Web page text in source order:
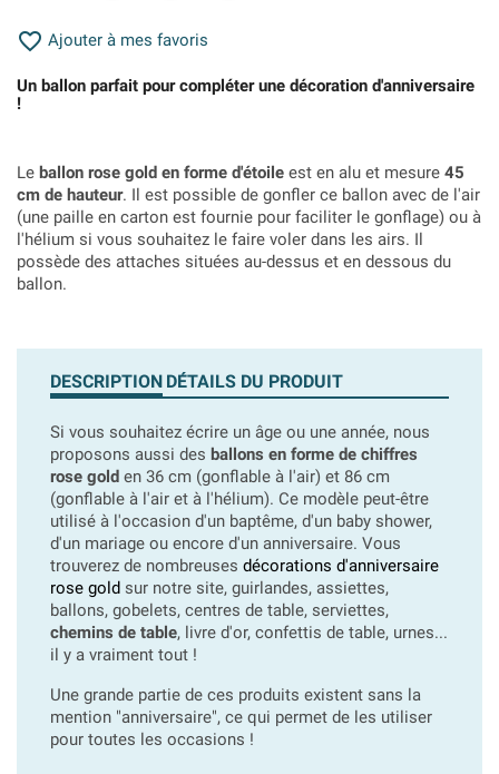
 Ajouter à mes favoris
Un ballon parfait pour compléter une décoration d'anniversaire
!
Le ballon rose gold en forme d'étoile est en alu et mesure 45
cm de hauteur. Il est possible de gonfler ce ballon avec de l'air
(une paille en carton est fournie pour faciliter le gonflage) ou à
l'hélium si vous souhaitez le faire voler dans les airs. Il
possède des attaches situées au-dessus et en dessous du
ballon.
DESCRIPTION DÉTAILS DU PRODUIT
Si vous souhaitez écrire un âge ou une année, nous
proposons aussi des ballons en forme de chiffres
rose gold en 36 cm (gonflable à l'air) et 86 cm
(gonflable à l'air et à l'hélium). Ce modèle peut-être
utilisé à l'occasion d'un baptême, d'un baby shower,
d'un mariage ou encore d'un anniversaire. Vous
trouverez de nombreuses décorations d'anniversaire
rose gold sur notre site, guirlandes, assiettes,
ballons, gobelets, centres de table, serviettes,
chemins de table, livre d'or, confettis de table, urnes...
il y a vraiment tout !
Une grande partie de ces produits existent sans la
mention "anniversaire", ce qui permet de les utiliser
pour toutes les occasions !